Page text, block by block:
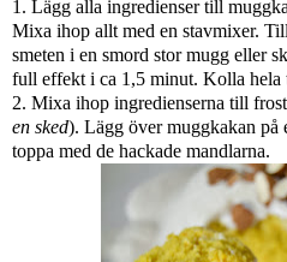
1. Lägg alla ingredienser till
Mixa ihop allt med en stavmixer.
smeten i en smord stor mugg eller
full effekt i ca 1,5 minut. Kolla hela
2. Mixa ihop ingredienserna till
en sked). Lägg över muggkakan på
toppa med de hackade mandlarna.